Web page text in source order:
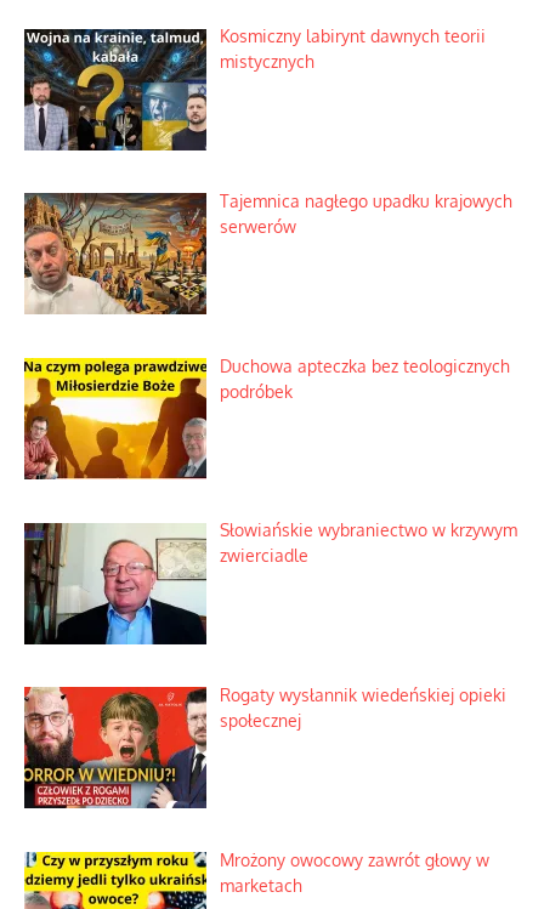
Kosmiczny labirynt dawnych teorii
mistycznych
Tajemnica nagłego upadku krajowych
serwerów
Duchowa apteczka bez teologicznych
podróbek
Słowiańskie wybraniectwo w krzywym
zwierciadle
Rogaty wysłannik wiedeńskiej opieki
społecznej
Mrożony owocowy zawrót głowy w
marketach